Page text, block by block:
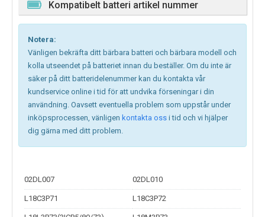
Kompatibelt batteri artikel nummer
Notera:
Vänligen bekräfta ditt bärbara batteri och bärbara modell och
kolla utseendet på batteriet innan du beställer. Om du inte är
säker på ditt batteridelenummer kan du kontakta vår
kundservice online i tid för att undvika förseningar i din
användning. Oavsett eventuella problem som uppstår under
inköpsprocessen, vänligen kontakta oss i tid och vi hjälper
dig gärna med ditt problem.
02DL007 02DL010
L18C3P71 L18C3P72